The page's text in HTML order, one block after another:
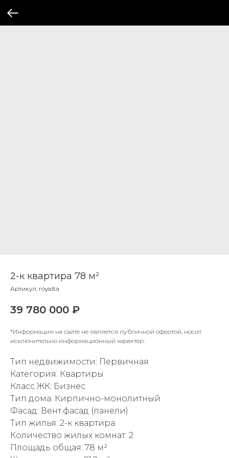
2-к квартира 78 м²
Артикул: royalta
39 780 000 ₽
*Информация на сайте не является публичной офертой, носит
исключительно информационный характер.
Тип недвижимости: Первичная
Категория: Квартиры
Класс ЖК: Бизнес
Тип дома: Кирпично-монолитный
Фасад: Вент.фасад (панели)
Тип жилья: 2-к квартира
Количество жилых комнат: 2
Площадь общая: 78 м²